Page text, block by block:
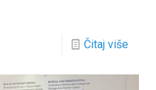
Čitaj više